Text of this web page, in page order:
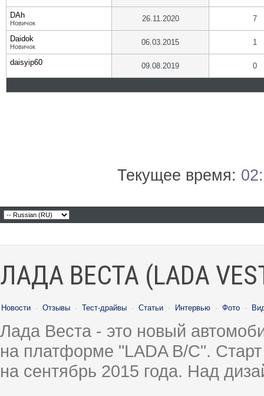
DAh
Новичок 26.11.2020 7
Daidok
Новичок 06.03.2015 1
daisyip60 09.08.2019 0
Текущее время:
ЛАДА ВЕСТА (LADA
Новости · Отзывы · Тест-драйвы · Статьи · Интервью · Фото ·
Лада Веста - это новый
на платформе "LADA B/C".
на сентябрь 2015 года. Над